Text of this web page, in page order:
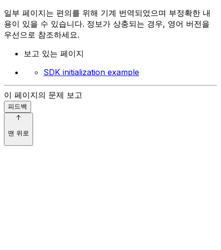
일부 페이지는 편의를 위해 기계 번역되었으며 부정확한 내
용이 있을 수 있습니다. 정보가 상충되는 경우, 영어 버전을
우선으로 참조하세요.
보고 있는 페이지
SDK initialization example
이 페이지의 문제 보고
피드백
맨 위로